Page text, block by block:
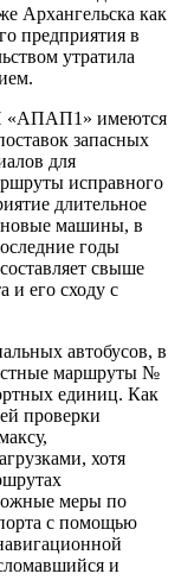
Архангельска как
предприятия в
утратила
«АПАП­1» имеются
запасных
для
исправного
длительное
новые машины, в
годы
свыше
и его сходу с
автобусов, в
маршруты №
единиц. Как
проверки
хотя
меры по
с помощью
и